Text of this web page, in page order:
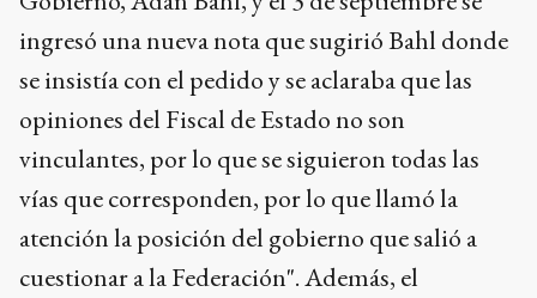
ingresó una nueva nota que sugirió Bahl donde
se insistía con el pedido y se aclaraba que las
opiniones del Fiscal de Estado no son
vinculantes, por lo que se siguieron todas las
vías que corresponden, por lo que llamó la
atención la posición del gobierno que salió a
cuestionar a la Federación". Además, el